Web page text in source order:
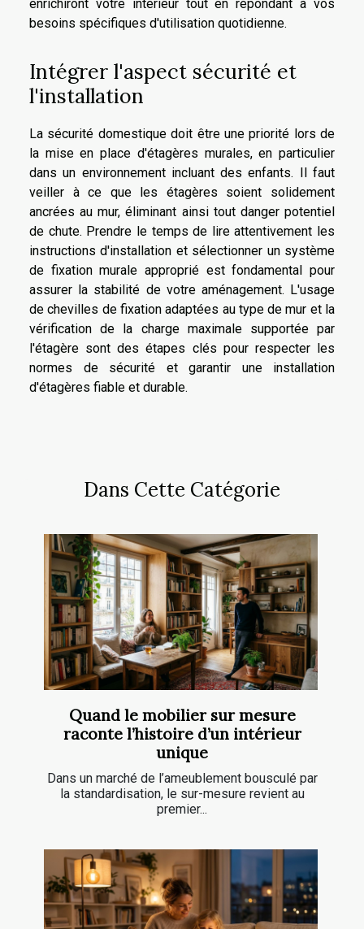
enrichiront votre intérieur tout en répondant à vos
besoins spécifiques d'utilisation quotidienne.
Intégrer l'aspect sécurité et
l'installation
La sécurité domestique doit être une priorité lors de
la mise en place d'étagères murales, en particulier
dans un environnement incluant des enfants. Il faut
veiller à ce que les étagères soient solidement
ancrées au mur, éliminant ainsi tout danger potentiel
de chute. Prendre le temps de lire attentivement les
instructions d'installation et sélectionner un système
de fixation murale approprié est fondamental pour
assurer la stabilité de votre aménagement. L'usage
de chevilles de fixation adaptées au type de mur et la
vérification de la charge maximale supportée par
l'étagère sont des étapes clés pour respecter les
normes de sécurité et garantir une installation
d'étagères fiable et durable.
Dans Cette Catégorie
Quand le mobilier sur mesure
raconte l’histoire d’un intérieur
unique
Dans un marché de l’ameublement bousculé par
la standardisation, le sur-mesure revient au
premier...